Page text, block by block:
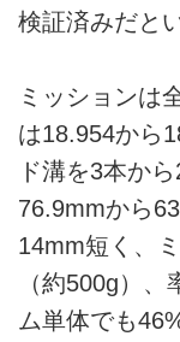
検証済みだと
ミッションは
は18.954から
ド溝を3本か
76.9mmから
14mm短く、
（約500g）
ム単体でも